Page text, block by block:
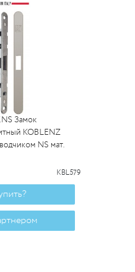
Замок
KOBLENZ
NS мат.
KBL579